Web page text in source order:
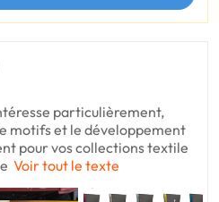
particulièrement,
motifs et le développement
pour vos collections textile
Voir tout le texte